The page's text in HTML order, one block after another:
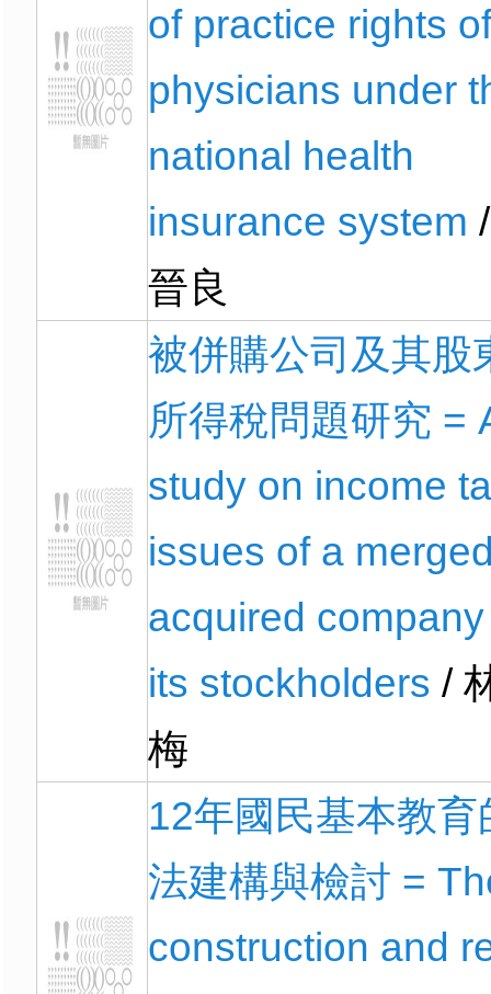
of practice rights of
physicians under
national health
insurance system
晉良
被併購公司及其股
所得稅問題研究 =
study on income
issues of a
acquired
its stockholders /
梅
12年國民基本教育
法建構與檢討 =
construction and